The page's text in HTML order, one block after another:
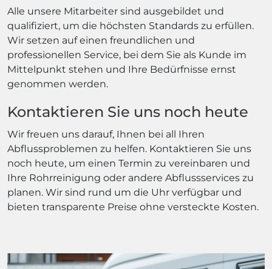
Alle unsere Mitarbeiter sind ausgebildet und
qualifiziert, um die höchsten Standards zu erfüllen.
Wir setzen auf einen freundlichen und
professionellen Service, bei dem Sie als Kunde im
Mittelpunkt stehen und Ihre Bedürfnisse ernst
genommen werden.
Kontaktieren Sie uns noch heute
Wir freuen uns darauf, Ihnen bei all Ihren
Abflussproblemen zu helfen. Kontaktieren Sie uns
noch heute, um einen Termin zu vereinbaren und
Ihre Rohrreinigung oder andere Abflussservices zu
planen. Wir sind rund um die Uhr verfügbar und
bieten transparente Preise ohne versteckte Kosten.